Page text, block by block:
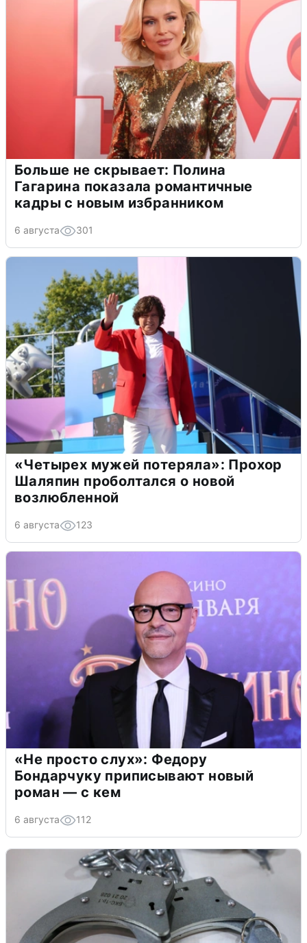
Больше не скрывает: Полина
Гагарина показала романтичные
кадры с новым избранником
6 августа 301
«Четырех мужей потеряла»: Прохор
Шаляпин проболтался о новой
возлюбленной
6 августа 123
«Не просто слух»: Федору
Бондарчуку приписывают новый
роман — с кем
6 августа 112